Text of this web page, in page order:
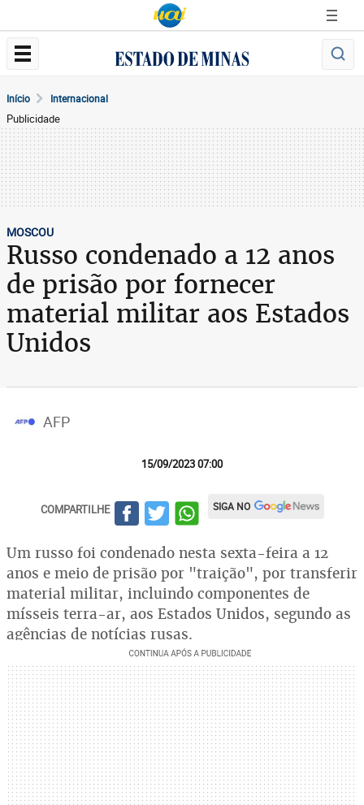
Início Internacional
Publicidade
MOSCOU
Russo condenado a 12 anos
de prisão por fornecer
material militar aos Estados
Unidos
AFP
15/09/2023 07:00
COMPARTILHE SIGA NO
Um russo foi condenado nesta sexta-feira a 12
anos e meio de prisão por "traição", por transferir
material militar, incluindo componentes de
mísseis terra-ar, aos Estados Unidos, segundo as
agências de notícias rusas.